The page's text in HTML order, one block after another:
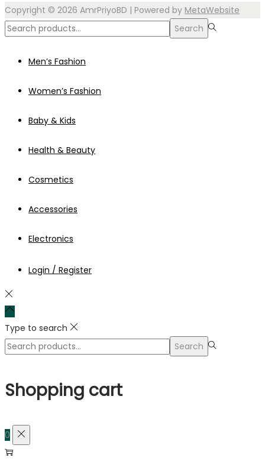
Copyright © 2026 AmrPriyoBD | Powered by MetaWebsite
Search
Search
Men’s Fashion
Women’s Fashion
Baby & Kids
Health & Beauty
Cosmetics
Accessories
Electronics
Login / Register
Type to search
Search
Search
Shopping cart
0